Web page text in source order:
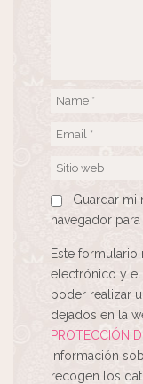
Guardar mi
navegador
Este
electrónico y
poder realizar
dejados en la
PROTECCIÓN
información
recogen los